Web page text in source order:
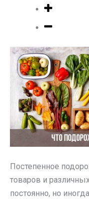
Постепенное
товаров и
постоянно, но